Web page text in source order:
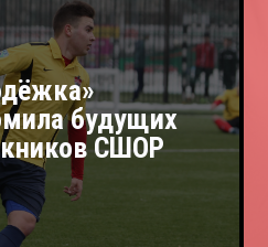
будущих
СШОР